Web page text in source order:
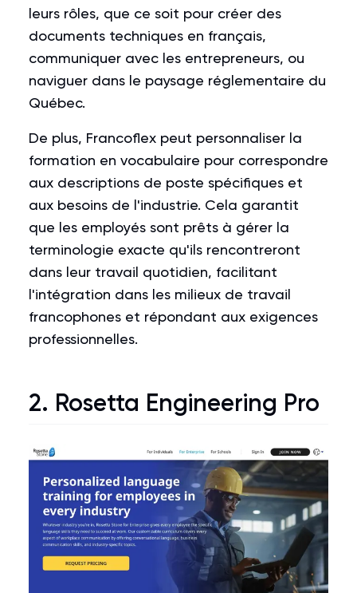
leurs rôles, que ce soit pour créer des
documents techniques en français,
communiquer avec les entrepreneurs, ou
naviguer dans le paysage réglementaire du
Québec.
De plus, Francoflex peut personnaliser la
formation en vocabulaire pour correspondre
aux descriptions de poste spécifiques et
aux besoins de l'industrie. Cela garantit
que les employés sont prêts à gérer la
terminologie exacte qu'ils rencontreront
dans leur travail quotidien, facilitant
l'intégration dans les milieux de travail
francophones et répondant aux exigences
professionnelles.
2. Rosetta Engineering Pro